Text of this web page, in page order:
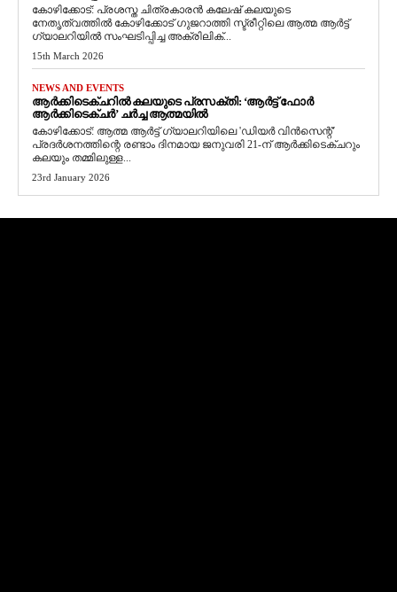
കോഴിക്കോട്: പ്രശസ്ത ചിത്രകാരൻ കലേഷ് കലയുടെ
നേതൃത്വത്തിൽ കോഴിക്കോട് ഗുജറാത്തി സ്ട്രീറ്റിലെ ആത്മ ആർട്ട്
ഗ്യാലറിയിൽ സംഘടിപ്പിച്ച അക്രിലിക്...
15th March 2026
NEWS AND EVENTS
ആർക്കിടെക്ചറിൽ കലയുടെ പ്രസക്തി: ‘ആർട്ട് ഫോർ
ആർക്കിടെക്ചർ’ ചർച്ച ആത്മയിൽ
​കോഴിക്കോട്: ആത്മ ആർട്ട് ഗ്യാലറിയിലെ 'ഡിയർ വിൻസെന്റ്'
പ്രദർശനത്തിന്റെ രണ്ടാം ദിനമായ ജനുവരി 21-ന് ആർക്കിടെക്ചറും
കലയും തമ്മിലുള്ള...
23rd January 2026